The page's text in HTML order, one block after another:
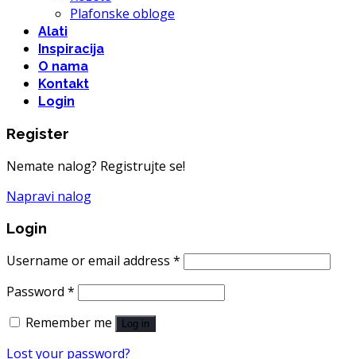
Plafonske obloge
Alati
Inspiracija
O nama
Kontakt
Login
Register
Nemate nalog? Registrujte se!
Napravi nalog
Login
Username or email address *
Password *
Remember me
Log in
Lost your password?